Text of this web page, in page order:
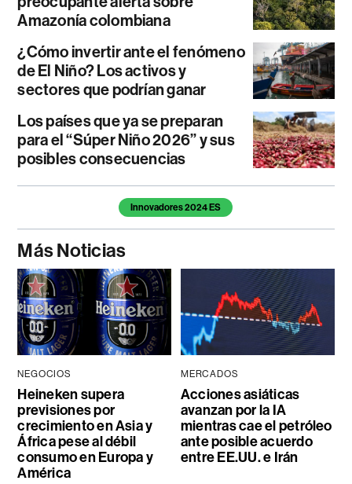
Amazonía colombiana
¿Cómo invertir ante el fenómeno
de El Niño? Los activos y
sectores que podrían ganar
Los países que ya se preparan
para el “Súper Niño 2026” y sus
posibles consecuencias
Temas de este artículoInnovadores 2024 ES
Más Noticias
NEGOCIOS
Heineken supera
previsiones por
crecimiento en Asia y
África pese al débil
consumo en Europa y
América
MERCADOS
Acciones asiáticas
avanzan por la IA
mientras cae el petróleo
ante posible acuerdo
entre EE.UU. e Irán